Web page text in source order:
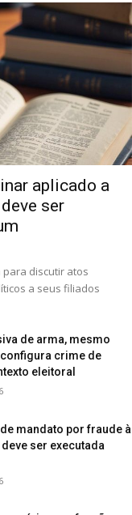
aplicado a
ser
para discutir atos
a seus filiados
de arma, mesmo
crime de
eleitoral
mandato por fraude à
ser executada